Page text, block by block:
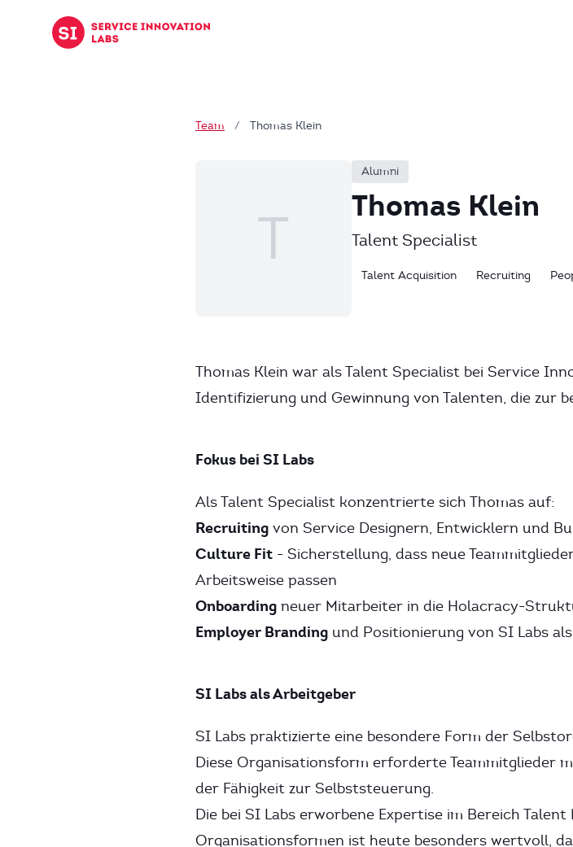
Zum Inhalt springen
Team / Thomas Klein
T
Alumni
Thomas Klein
Talent Specialist
Talent Acquisition Recruiting
Thomas Klein war als Talent Specialist bei Service
Identifizierung und Gewinnung von Talenten, die zur
Fokus bei SI Labs
Als Talent Specialist konzentrierte sich Thomas auf:
Recruiting von Service Designern, Entwicklern und
Culture Fit - Sicherstellung, dass neue
Arbeitsweise passen
Onboarding neuer Mitarbeiter in die Holacracy-
Employer Branding und Positionierung von SI Labs
SI Labs als Arbeitgeber
SI Labs praktizierte eine besondere Form der
Diese Organisationsform erforderte Teammitglieder
der Fähigkeit zur Selbststeuerung.
Die bei SI Labs erworbene Expertise im Bereich
Organisationsformen ist heute besonders wertvoll,